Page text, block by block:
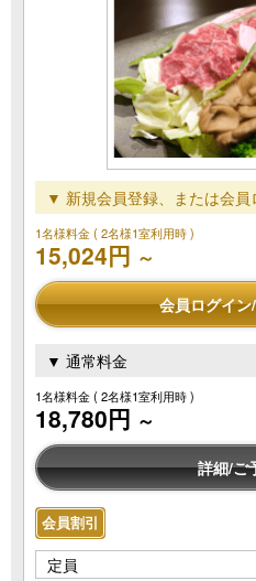
▼ 新規会員登録、または会員
1名様料金( 2名様1室利用時 )
15,024円 ～
会員ログイ
▼ 通常料金
1名様料金( 2名様1室利用時 )
18,780円 ～
詳細/ご
会員割引
定員